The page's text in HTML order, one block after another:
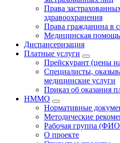
Права
здравоохранения
Права гражданина в
Медицинская
Диспансеризация
Платные услуги
Прейскурант (цены
Специалисты,
медицинские услуги
Приказ об оказания
НММО
Нормативные
Методические
Рабочая группа (ФИО
О проекте